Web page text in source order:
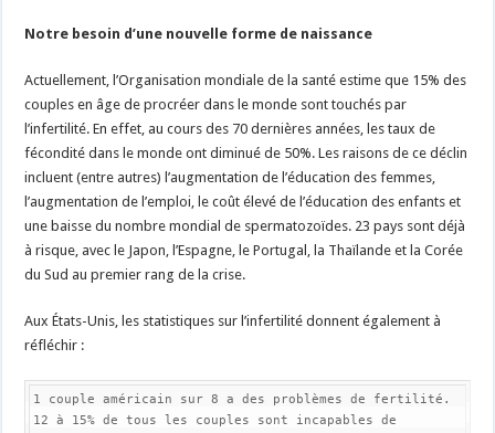
Notre besoin d’une nouvelle forme de naissance
Actuellement, l’Organisation mondiale de la santé estime que 15% des
couples en âge de procréer dans le monde sont touchés par
l’infertilité. En effet, au cours des 70 dernières années, les taux de
fécondité dans le monde ont diminué de 50%. Les raisons de ce déclin
incluent (entre autres) l’augmentation de l’éducation des femmes,
l’augmentation de l’emploi, le coût élevé de l’éducation des enfants et
une baisse du nombre mondial de spermatozoïdes. 23 pays sont déjà
à risque, avec le Japon, l’Espagne, le Portugal, la Thaïlande et la Corée
du Sud au premier rang de la crise.
Aux États-Unis, les statistiques sur l’infertilité donnent également à
réfléchir :
1 couple américain sur 8 a des problèmes de fertilité.
12 à 15% de tous les couples sont incapables de